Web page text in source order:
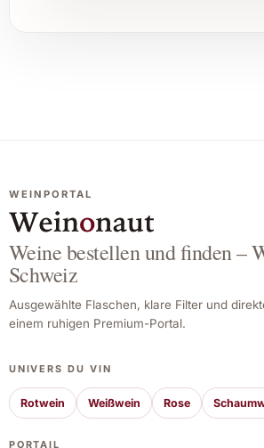
WEINPORTAL
Weine bestellen und finden –
Schweiz
Ausgewählte Flaschen, klare Filter und
einem ruhigen Premium-Portal.
UNIVERS DU VIN
Rotwein Weißwein Rose
PORTAIL